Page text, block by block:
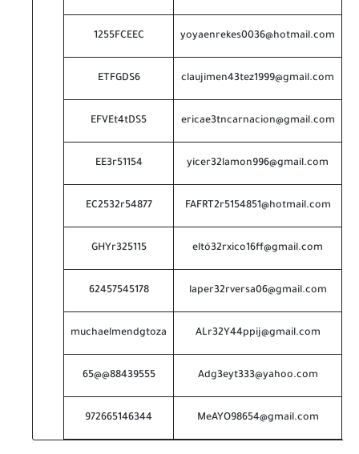
yoyaenrekes0036@hotmail.com
1255FCEEC
claujimen43tez1999@gmail.com
ETFGDS6
ericae3tncarnacion@gmail.com
EFVEt4tDS5
yicer32lamon996@gmail.com
EE3r51154
FAFRT2r5154851@hotmail.com
EC2532r54877
eltó32rxico16ff@gmail.com
GHYr325115
laper32rversa06@gmail.com
62457545178
ALr32Y44ppij@gmail.com
muchaelmendgtoza
Adg3eyt333@yahoo.com
88439555@@65
MeAYO98654@gmail.com
972665146344